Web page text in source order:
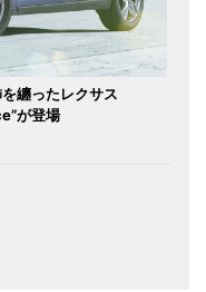
纏ったレクサス
が登場